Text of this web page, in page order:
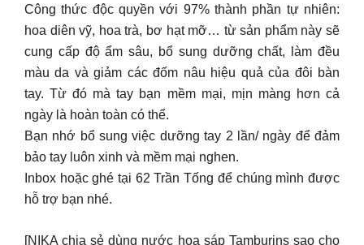
ngày là hoàn toàn có thể.
Bạn nhớ bổ sung việc dưỡng tay 2 lần/ ngày để đảm
bảo tay luôn xinh và mềm mại nghen.
Inbox hoặc ghé tại 62 Trần Tống để chúng mình được
hỗ trợ bạn nhé.
[NIKA chia sẻ dùng nước hoa sáp Tamburins sao cho
“bền lâu”]
Nhỏ gọn tinh tế thơm là những gì mà NIKA cảm nhận
được khi sử dụng sáp nước hoa Tamburins. Chả trách
mê mẩn sản phẩm này và hàng về là hết liên tục đến